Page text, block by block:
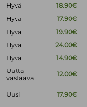
Hyvä
18.90€
Hyvä
17.90€
Hyvä
19.90€
Hyvä
24.00€
Hyvä 14.90€
Uutta
vastaava
12.00€
Uusi 17.90€